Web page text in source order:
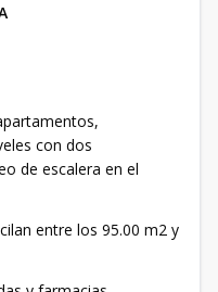
con dos
de escalera en el
entre los 95.00 m2 y